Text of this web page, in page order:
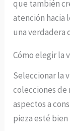
que también
atención hacia
una verdadera
Cómo elegir la
Seleccionar la
colecciones de
aspectos a
pieza esté